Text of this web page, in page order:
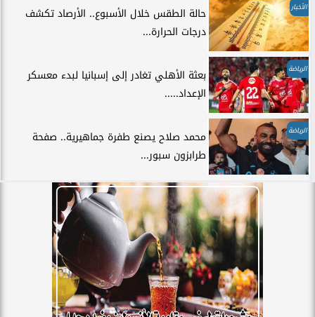
الأخبار
حالة الطقس خلال الأسبوع.. الأرصاد تكشف
درجات الحرارة...
الرياضة
بعثة الأهلي تغادر إلى إسبانيا لبدء معسكر
الإعداد.....
الرياضة
محمد صلاح يصنع طفرة جماهيرية.. صفحة
طرابزون سبور...